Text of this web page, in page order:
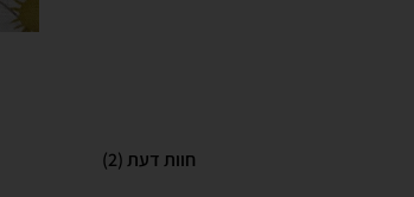
חוות דעת (2)